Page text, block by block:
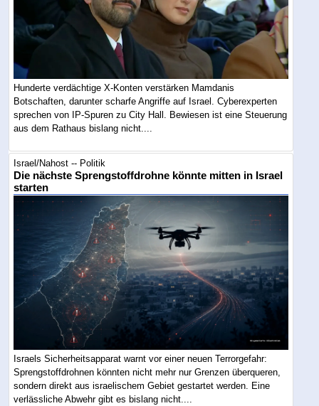
Hunderte verdächtige X-Konten verstärken Mamdanis
Botschaften, darunter scharfe Angriffe auf Israel. Cyberexperten
sprechen von IP-Spuren zu City Hall. Bewiesen ist eine Steuerung
aus dem Rathaus bislang nicht....
Israel/Nahost -- Politik
Die nächste Sprengstoffdrohne könnte mitten in Israel
starten
Israels Sicherheitsapparat warnt vor einer neuen Terrorgefahr:
Sprengstoffdrohnen könnten nicht mehr nur Grenzen überqueren,
sondern direkt aus israelischem Gebiet gestartet werden. Eine
verlässliche Abwehr gibt es bislang nicht....